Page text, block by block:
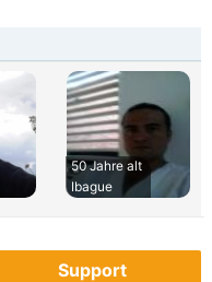
50 Jahre alt
Ibague
Support